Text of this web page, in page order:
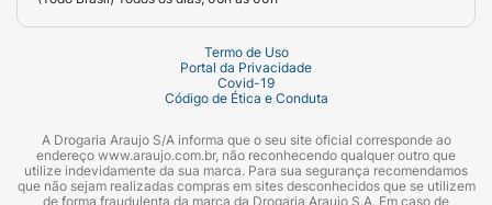
Termo de Uso
Portal da Privacidade
Covid-19
Código de Ética e Conduta
A Drogaria Araujo S/A informa que o seu site oficial corresponde ao
endereço www.araujo.com.br, não reconhecendo qualquer outro que
utilize indevidamente da sua marca. Para sua segurança recomendamos
que não sejam realizadas compras em sites desconhecidos que se utilizem
de forma fraudulenta da marca da Drogaria Araujo S.A. Em caso de